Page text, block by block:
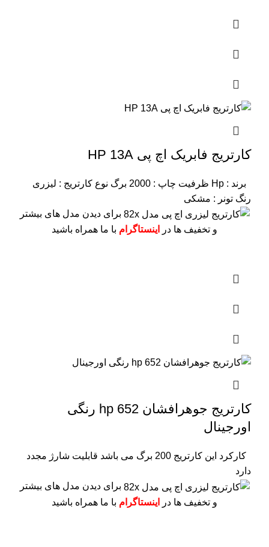
کارتریج فابریک اچ پی HP 13A
برند : Hp ظرفیت چاپ : 2000 برگ
نوع کارتریج : لیزری
رنگ تونر : مشکی
برای دیدن مدل های بیشتر
و تخفیف ها در
اینستاگرام با ما همراه باشید
کارتریج جوهرافشان 652 hp رنگی
اورجینال
کارکرد این کارتریج 200 برگ می باشد
قابلیت شارژ مجدد
دارد
برای دیدن مدل های بیشتر
و تخفیف ها در
اینستاگرام با ما همراه باشید